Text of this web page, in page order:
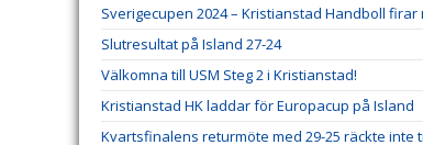
Sverigecupen 2024 – Kristianstad Handboll
Slutresultat på Island 27-24
Välkomna till USM Steg 2 i Kristianstad!
Kristianstad HK laddar för Europacup på Island
Kvartsfinalens returmöte med 29-25 räckte inte